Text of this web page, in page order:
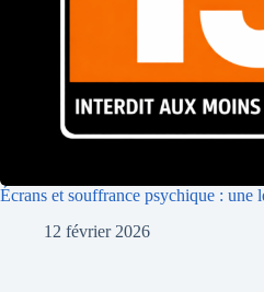
Écrans et souffrance psychique : une
12 février 2026